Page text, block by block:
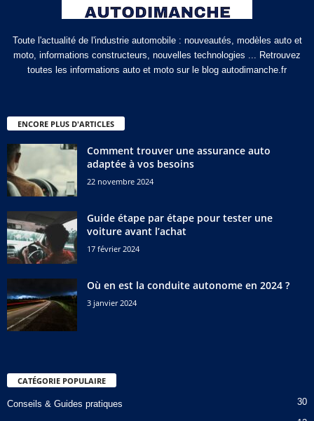
Toute l'actualité de l'industrie automobile : nouveautés, modèles auto et
moto, informations constructeurs, nouvelles technologies ... Retrouvez
toutes les informations auto et moto sur le blog autodimanche.fr
ENCORE PLUS D'ARTICLES
Comment trouver une assurance auto
adaptée à vos besoins
22 novembre 2024
Guide étape par étape pour tester une
voiture avant l’achat
17 février 2024
Où en est la conduite autonome en 2024 ?
3 janvier 2024
CATÉGORIE POPULAIRE
Conseils & Guides pratiques 30